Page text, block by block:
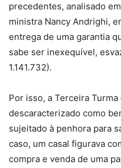
precedentes, analisado em
ministra Nancy Andrighi,
entrega de uma garantia
sabe ser inexequível,
1.141.732).
Por isso, a Terceira
descaracterizado como
sujeitado à penhora para
caso, um casal figurava
compra e venda de uma